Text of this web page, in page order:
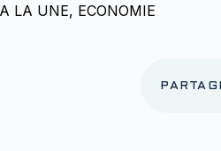
A LA UNE, ECONOMIE